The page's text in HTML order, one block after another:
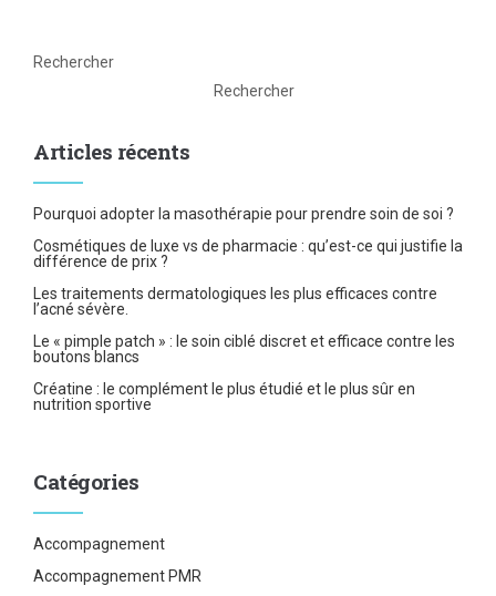
Rechercher
Rechercher
Articles récents
Pourquoi adopter la masothérapie pour prendre soin de soi ?
Cosmétiques de luxe vs de pharmacie : qu’est-ce qui justifie la
différence de prix ?
Les traitements dermatologiques les plus efficaces contre
l’acné sévère.
Le « pimple patch » : le soin ciblé discret et efficace contre les
boutons blancs
Créatine : le complément le plus étudié et le plus sûr en
nutrition sportive
Catégories
Accompagnement
Accompagnement PMR